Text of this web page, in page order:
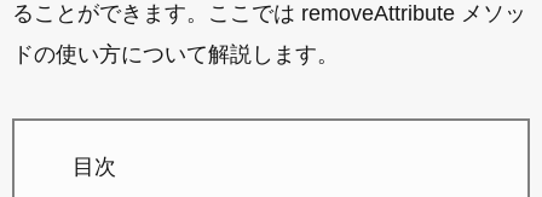
ることができます。ここでは removeAttribute メソッ
ドの使い方について解説します。
目次